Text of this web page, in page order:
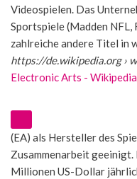
Videospielen. Das
Sportspiele (Madden NFL,
zahlreiche andere Titel in
https://de.wikipedia.org›
Electronic Arts - Wikipedia
(EA) als Hersteller des
Zusammenarbeit
Millionen US-Dollar